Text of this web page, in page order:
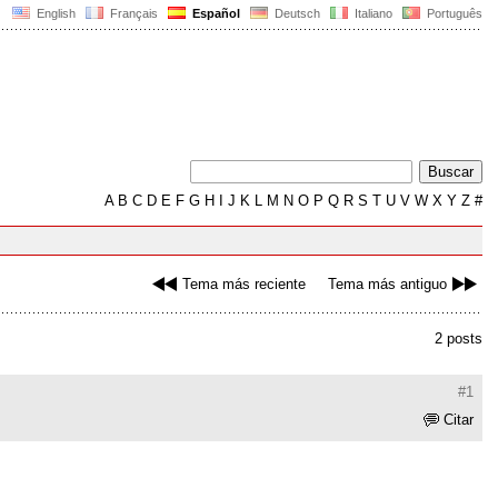
English Français Español Deutsch Italiano Português
AB C D E F G H J K L M N O P Q R S T U V W X Y Z #
Tema más reciente Tema más antiguo
2 posts
#1
Citar